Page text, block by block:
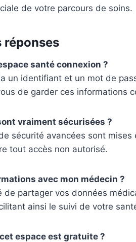
de votre parcours de soins.
réponses
santé connexion ?
un identifiant et un mot de
de garder ces informations
vraiment sécurisées ?
sécurité avancées sont mises
tout accès non autorisé.
avec mon médecin ?
de partager vos données
ainsi le suivi de votre
espace est gratuite ?